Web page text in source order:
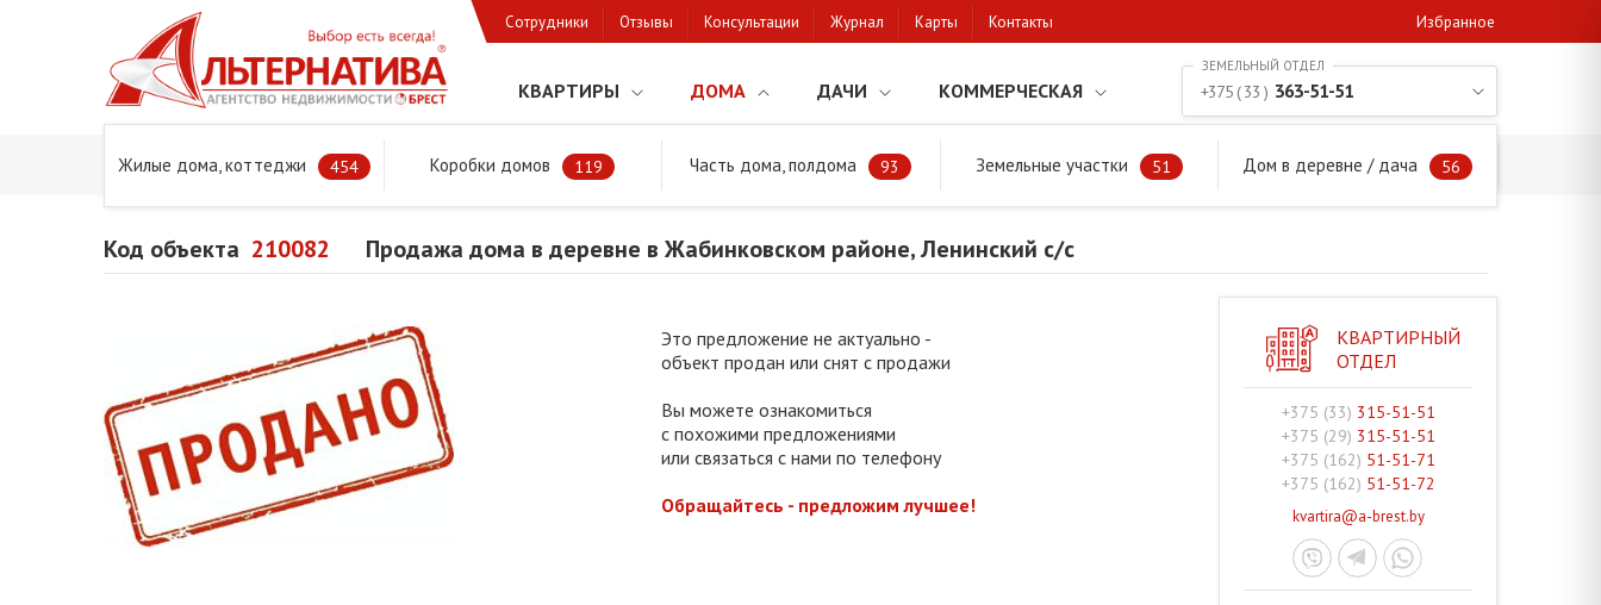
Сотрудники Отзывы Консультации Журнал Карты Контакты Избранное
КВАРТИРЫ ДОМА ДАЧИ КОММЕРЧЕСКАЯ
Жилые дома, коттеджи 454 Коробки домов 119 Часть дома, полдома 93 Земельные участки 51 Дом в деревне / дача 56
+375 ( 33 ) 363-51-51
Главная Предложения Дома в Бресте и Брестском районе Продажа дома в деревне в Жабинковском районе, Ленинский с/с
Код объекта 210082 Продажа дома в деревне в Жабинковском районе, Ленинский с/с
Это предложение не актуально -
объект продан или снят с продажи
Вы можете ознакомиться
с похожими предложениями
или связаться с нами по телефону
Обращайтесь - предложим лучшее!
КВАРТИРНЫЙ
ОТДЕЛ
+375 (33) 315-51-51
+375 (29) 315-51-51
+375 (162) 51-51-71
+375 (162) 51-51-72
kvartira@a-brest.by